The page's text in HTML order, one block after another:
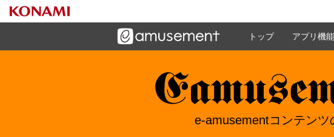
ゲームと連携したコミュニケーションアプリで
トップ アプリ機
e-amusement news - イ
e-amusementコンテン